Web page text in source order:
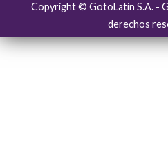
Copyright © GotoLatin S.A. -
derechos